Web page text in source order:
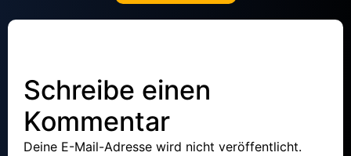
Schreibe einen
Kommentar
Deine E-Mail-Adresse wird nicht veröffentlicht.